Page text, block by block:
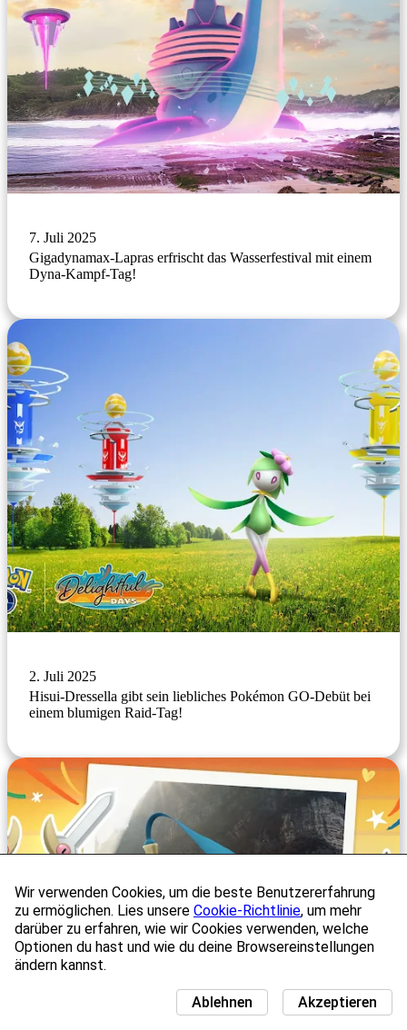
7. Juli 2025
Gigadynamax-Lapras erfrischt das Wasserfestival mit einem
Dyna-Kampf-Tag!
2. Juli 2025
Hisui-Dressella gibt sein liebliches Pokémon GO-Debüt bei
einem blumigen Raid-Tag!
Wir verwenden Cookies, um die beste Benutzererfahrung
zu ermöglichen. Lies unsere Cookie-Richtlinie, um mehr
darüber zu erfahren, wie wir Cookies verwenden, welche
Optionen du hast und wie du deine Browsereinstellungen
ändern kannst.
Akzeptieren
Ablehnen